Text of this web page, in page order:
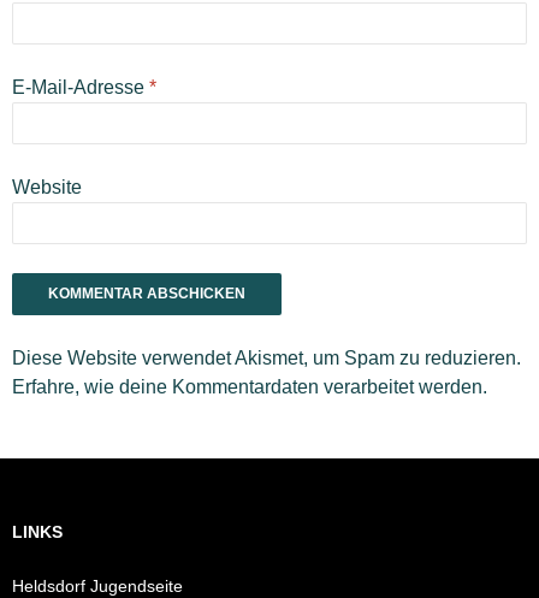
E-Mail-Adresse *
Website
Diese Website verwendet Akismet, um Spam zu reduzieren.
Erfahre, wie deine Kommentardaten verarbeitet werden.
LINKS
Heldsdorf Jugendseite